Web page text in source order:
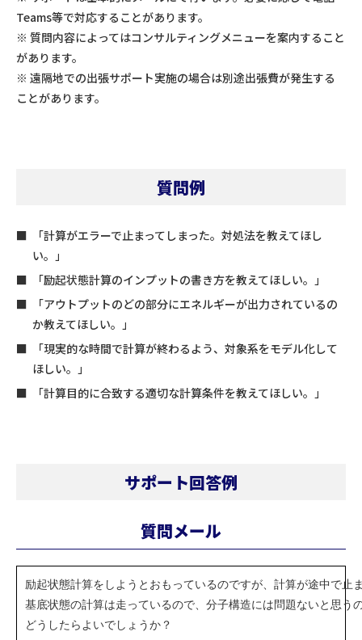
Teams等で対応することがあります。
※ 質問内容によってはコンサルティングメニューを案内すること
があります。
※ 遠隔地での出張サポート実施の場合は別途出張費が発生する
ことがあります。
質問例
「計算がエラーで止まってしまった。対処法を教えてほし
い。」
「励起状態計算のインプットの書き方を教えてほしい。」
「アウトプットのどの部分にエネルギーが出力されているの
か教えてほしい。」
「現実的な時間で計算が終わるよう、対象系をモデル化して
ほしい。」
「計算目的に合致する適切な計算条件を教えてほしい。」
サポート回答例
質問メール
励起状態計算をしようとおもっているのですが、計算が途中で止
基底状態の計算は走っているので、分子構造には問題ないと思う
どうしたらよいでしょうか？